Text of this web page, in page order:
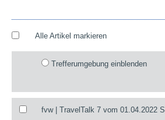
Alle Artikel markieren
Trefferumgebung einblenden
fvw | TravelTalk 7 vom 01.04.2022